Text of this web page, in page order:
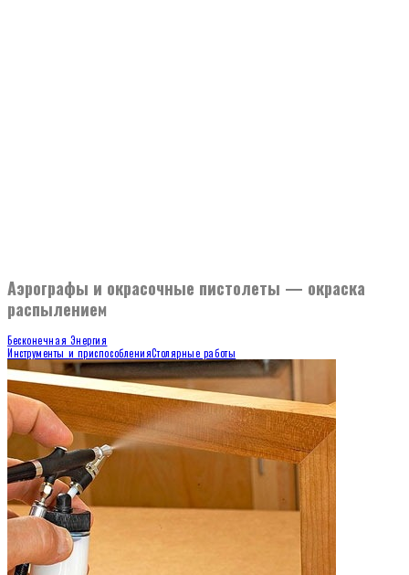
Аэрографы и окрасочные пистолеты — окраска
распылением
Бесконечная Энергия
Инструменты и приспособленияСтолярные работы